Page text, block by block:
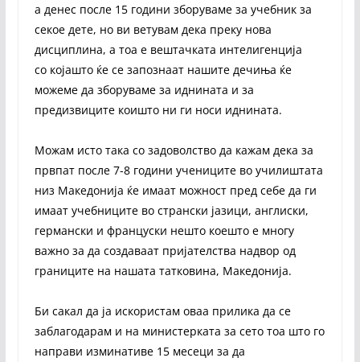
а денес после 15 години зборуваме за учебник за
секое дете, но ви ветувам дека преку нова
дисциплина, а тоа е вештачката интелигенција
со којашто ќе се запознаат нашите дечиња ќе
можеме да зборуваме за иднината и за
предизвиците коишто ни ги носи иднината.
Можам исто така со задоволство да кажам дека за
првпат после 7-8 години учениците во училиштата
низ Македонија ќе имаат можност пред себе да ги
имаат учебниците во странски јазици, англиски,
германски и француски нешто коешто е многу
важно за да создаваат пријателства надвор од
границите на нашата татковина, Македонија.
Би сакал да ја искористам оваа прилика да се
заблагодарам и на министерката за сето тоа што го
направи изминативе 15 месеци за да